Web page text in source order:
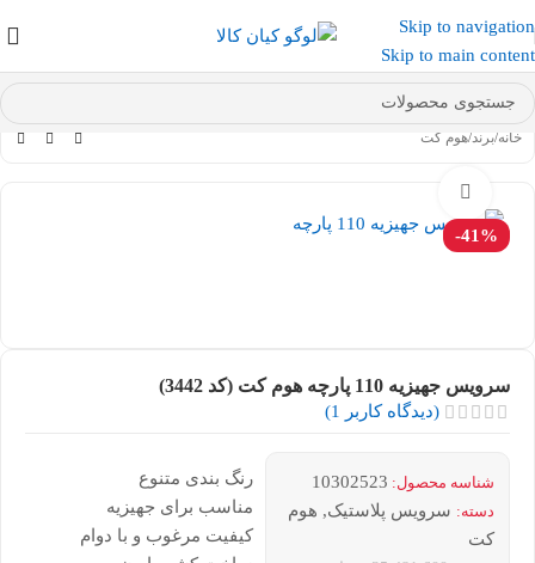
Skip to navigation
Skip to main content
عضو کانال بله کیان کالا شوید و کد تخفیف دریافت کنید.
خانه/برند/هوم کت
-41%
سرویس جهیزیه 110 پارچه هوم کت (کد 3442)
(دیدگاه کاربر 1
)
رنگ بندی متنوع
مناسب برای جهیزیه
کیفیت مرغوب و با دوام
شناسه محصول: 10302523
دسته: سرویس پلاستیک, هوم
کت